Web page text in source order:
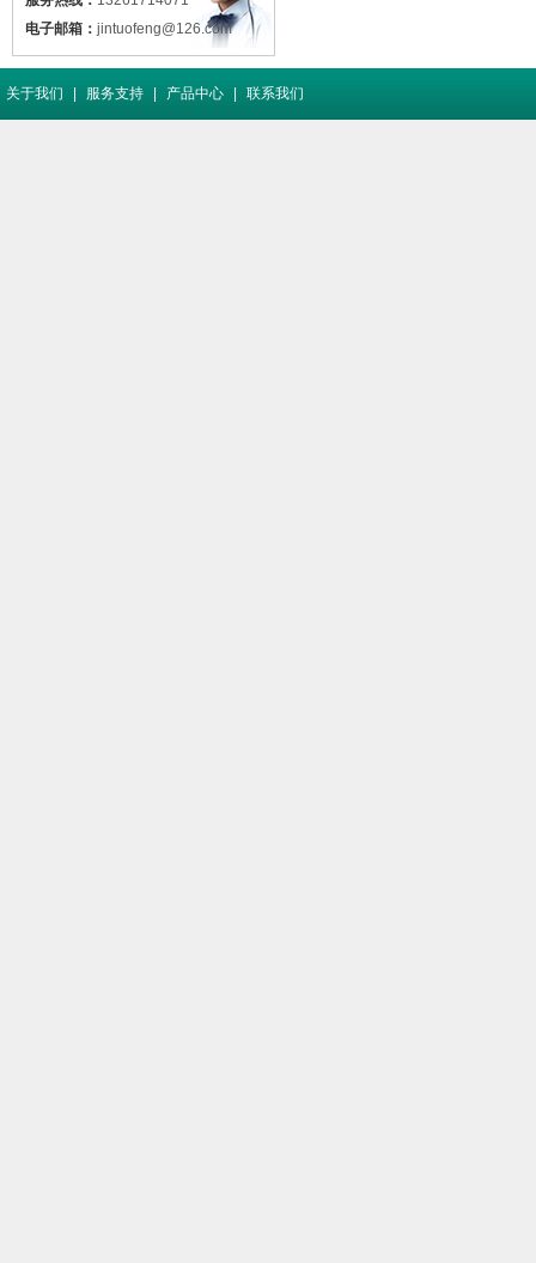
电子邮箱： jintuofeng@126.com
关于我们 服务支持 产品中心 联系我们